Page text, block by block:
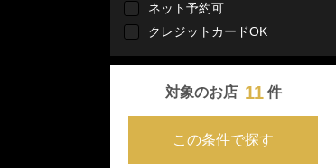
ネット予約可
クレジットカードOK
対象のお店 11 件
この条件で探す